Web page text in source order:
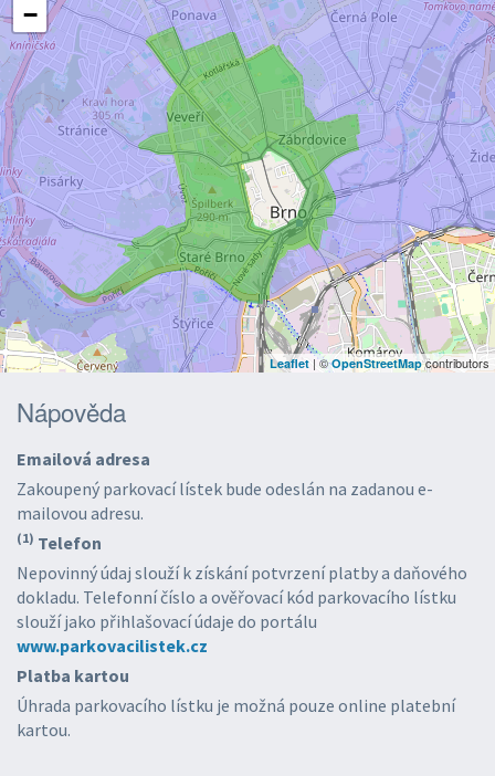
−
Leaflet | ©OpenStreetMapcontributors
Nápověda
Emailová adresa
Zakoupený parkovací lístek bude odeslán na zadanou e-
mailovou adresu.
(1) Telefon
Nepovinný údaj slouží k získání potvrzení platby a daňového
dokladu. Telefonní číslo a ověřovací kód parkovacího lístku
slouží jako přihlašovací údaje do portálu
www.parkovacilistek.cz
Platba kartou
Úhrada parkovacího lístku je možná pouze online platební
kartou.